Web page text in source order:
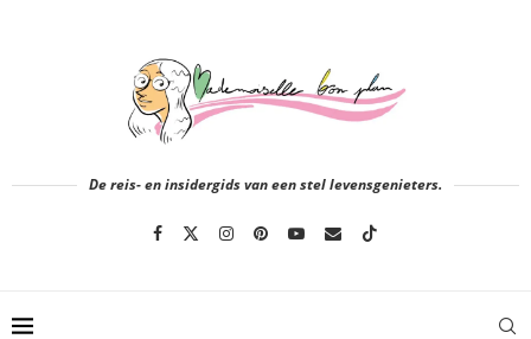
De reis- en insidergids van een stel levensgenieters.